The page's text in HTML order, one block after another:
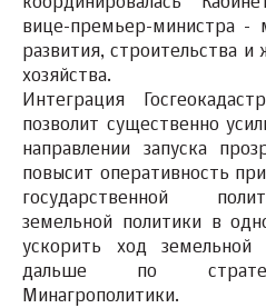
вице-премьер-министра -
развития, строительства
хозяйства.
Интеграция
позволит существенно
направлении запуска
повысит оперативность
государственной
земельной политики в
ускорить ход
дальше по
Минагрополитики.